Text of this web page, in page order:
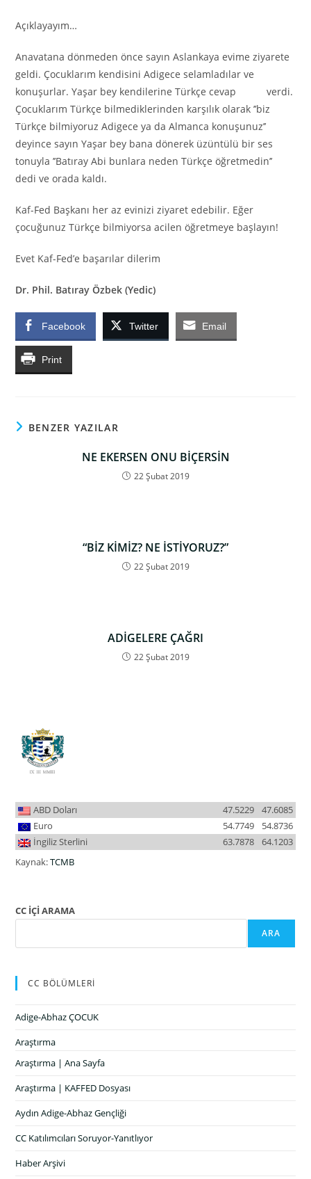
Açıklayayım…
Anavatana dönmeden önce sayın Aslankaya evime ziyarete
geldi. Çocuklarım kendisini Adigece selamladılar ve
konuşurlar. Yaşar bey kendilerine Türkçe cevap verdi.
Çocuklarım Türkçe bilmediklerinden karşılık olarak ’’biz
Türkçe bilmiyoruz Adigece ya da Almanca konuşunuz’’
deyince sayın Yaşar bey bana dönerek üzüntülü bir ses
tonuyla ’’Batıray Abi bunlara neden Türkçe öğretmedin’’
dedi ve orada kaldı.
Kaf-Fed Başkanı her az evinizi ziyaret edebilir. Eğer
çocuğunuz Türkçe bilmiyorsa acilen öğretmeye başlayın!
Evet Kaf-Fed’e başarılar dilerim
Dr. Phil. Batıray Özbek (Yedic)
Facebook Twitter Email
Print
BENZER YAZILAR
NE EKERSEN ONU BİÇERSİN
22 Şubat 2019
“BİZ KİMİZ? NE İSTİYORUZ?”
22 Şubat 2019
ADİGELERE ÇAĞRI
22 Şubat 2019
ABD Doları 47.6085
47.5229
Euro
54.8736
54.7749
İngiliz Sterlini
64.1203
63.7878
Kaynak:TCMB
CC İÇİ ARAMA
ARA
CC BÖLÜMLERİ
Adige-Abhaz ÇOCUK
Araştırma
Araştırma | Ana Sayfa
Araştırma | KAFFED Dosyası
Aydın Adige-Abhaz Gençliği
CC Katılımcıları Soruyor-Yanıtlıyor
Haber Arşivi